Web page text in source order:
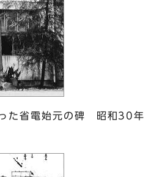
った省電始元の碑 昭和30年